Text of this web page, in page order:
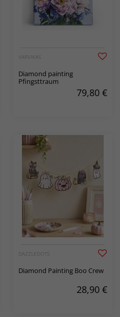
VARVIKAS
Diamond painting
Pfingsttraum
79,80 €
DAZZLEDOTS
Diamond Painting Boo Crew
28,90 €